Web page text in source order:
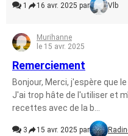
1 16 avr. 2025 par Vlb
Murihanne
le 15 avr. 2025
Remerciement
Bonjour, Merci, j'espère que
J'ai trop hâte de l'utiliser et
recettes avec de la b...
3 15 avr. 2025 par